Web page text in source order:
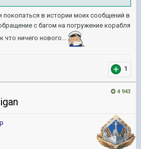
покопаться в истории моих сообщений в
с багом на погружение корабля
что ничего нового...
1
4 943